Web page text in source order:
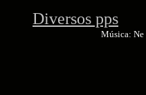
Diversos pps
Música: Ne